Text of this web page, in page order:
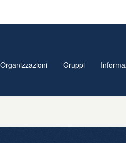
Organizzazioni Gruppi